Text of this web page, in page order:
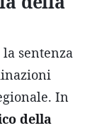
sentenza
In
della